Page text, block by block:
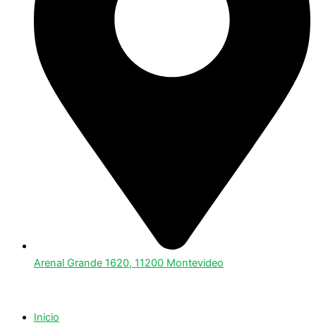
Arenal Grande 1620, 11200 Montevideo
Inicio